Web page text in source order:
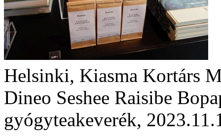
Helsinki, Kiasma Kortárs
Dineo Seshee Raisibe
gyógyteakeverék,